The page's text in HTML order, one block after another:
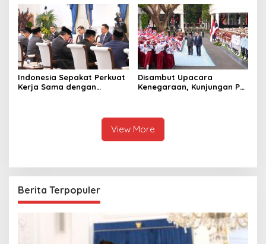
Raja Thailand
Indonesia Sepakat Perkuat
Kerja Sama dengan
Disambut Upacara
Kenegaraan, Kunjungan PM
Thailand
View More
Berita Terpopuler